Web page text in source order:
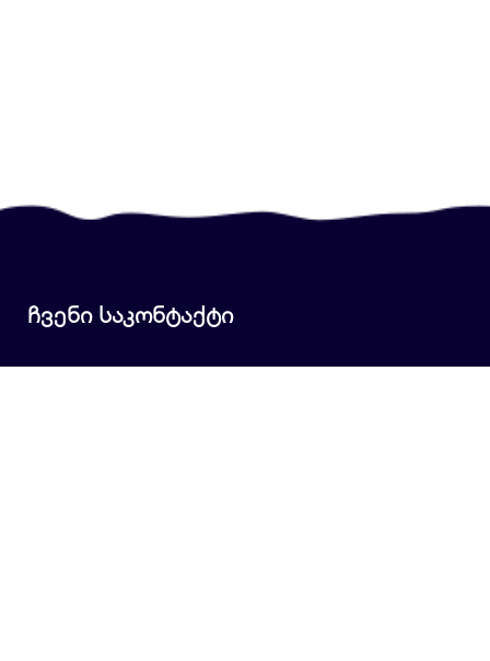
ჩვენი საკონტაქტი